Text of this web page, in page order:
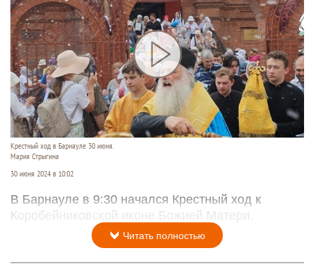
Крестный ход в Барнауле 30 июня.
Мария Стрыгина
30 июня 2024 в 10:02
В Барнауле в 9:30 начался Крестный ход к
Коробейниковской иконе Божией Матери.
Читать полностью